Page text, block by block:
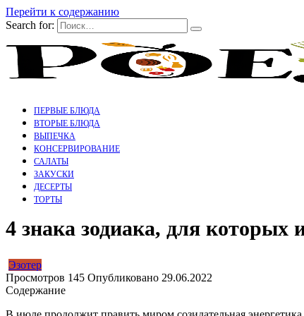
Перейти к содержанию
Search for:
ПЕРВЫЕ БЛЮДА
ВТОРЫЕ БЛЮДА
ВЫПЕЧКА
КОНСЕРВИРОВАНИЕ
САЛАТЫ
ЗАКУСКИ
ДЕСЕРТЫ
ТОРТЫ
4 знака зодиака, для которых
Эзотер
Просмотров 145 Опубликовано 29.06.2022
Содержание